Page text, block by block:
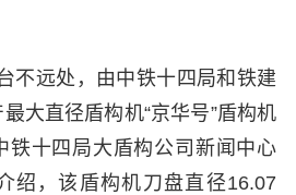
不远处，由中铁十四局和铁建
大直径盾构机“京华号”盾构机
铁十四局大盾构公司新闻中心
绍，该盾构机刀盘直径16.07